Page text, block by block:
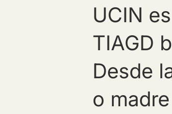
UCIN
TIAGD
Desde
o